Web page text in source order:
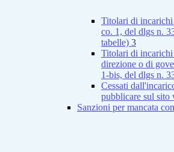
Titolari di
co. 1, del dlgs n.
tabelle) 3
Titolari di
direzione o di
1-bis, del dlgs n.
Cessati
pubblicare sul sito
Sanzioni per mancata